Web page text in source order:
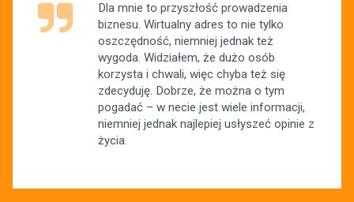
Dla mnie to przyszłość prowadzenia
biznesu. Wirtualny adres to nie tylko
oszczędność, niemniej jednak też
wygoda. Widziałem, że dużo osób
korzysta i chwali, więc chyba też się
zdecyduję. Dobrze, że można o tym
pogadać – w necie jest wiele informacji,
niemniej jednak najlepiej usłyszeć opinie z
życia.